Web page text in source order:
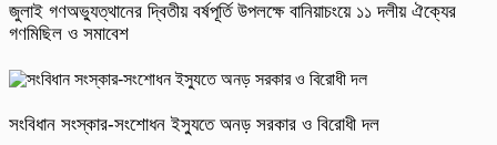
জুলাই গণঅভ্যুত্থানের দ্বিতীয় বর্ষপূর্তি উপলক্ষে বানিয়াচংয়ে ১১ দলীয় ঐক্যের
গণমিছিল ও সমাবেশ
সংবিধান সংস্কার-সংশোধন ইস্যুতে অনড় সরকার ও বিরোধী দল